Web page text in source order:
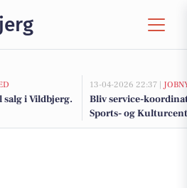
salg i Vildbjerg.
13-04-2026 22:37 |
Bliv service-
Sports- og
daglig service og